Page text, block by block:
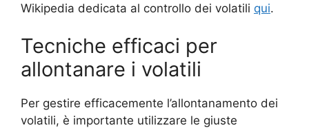
Wikipedia dedicata al controllo dei volatili qui.
Tecniche efficaci per
allontanare i volatili
Per gestire efficacemente l’allontanamento dei
volatili, è importante utilizzare le giuste